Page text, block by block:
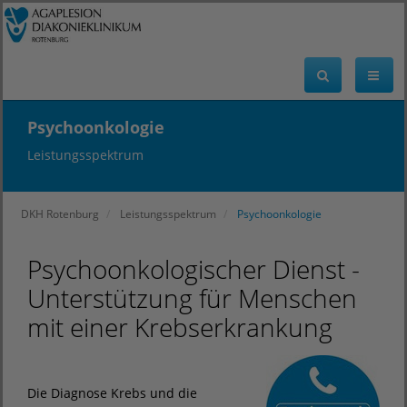
Psychoonkologie
Leistungsspektrum
DKH Rotenburg Leistungsspektrum Psychoonkologie
Psychoonkologischer Dienst -
Unterstützung für Menschen
mit einer Krebserkrankung
Die Diagnose Krebs und die